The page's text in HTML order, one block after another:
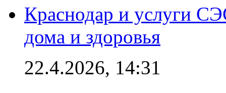
Краснодар и услуги
дома и здоровья
22.4.2026, 14:31